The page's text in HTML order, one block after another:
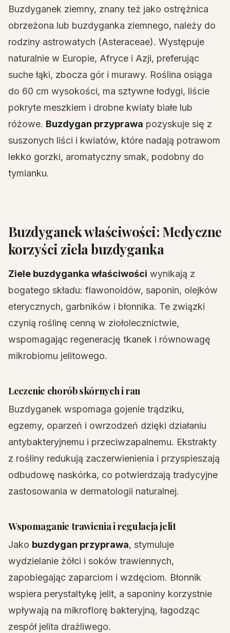
Buzdyganek ziemny, znany też jako ostrężnica
obrzeżona lub buzdyganka ziemnego, należy do
rodziny astrowatych (Asteraceae). Występuje
naturalnie w Europie, Afryce i Azji, preferując
suche łąki, zbocza gór i murawy. Roślina osiąga
do 60 cm wysokości, ma sztywne łodygi, liście
pokryte meszkiem i drobne kwiaty białe lub
różowe. Buzdygan przyprawa pozyskuje się z
suszonych liści i kwiatów, które nadają potrawom
lekko gorzki, aromatyczny smak, podobny do
tymianku.
Buzdyganek właściwości: Medyczne
korzyści ziela buzdyganka
Ziele buzdyganka właściwości wynikają z
bogatego składu: flawonoidów, saponin, olejków
eterycznych, garbników i błonnika. Te związki
czynią roślinę cenną w ziołolecznictwie,
wspomagając regenerację tkanek i równowagę
mikrobiomu jelitowego.
Leczenie chorób skórnych i ran
Buzdyganek wspomaga gojenie trądziku,
egzemy, oparzeń i owrzodzeń dzięki działaniu
antybakteryjnemu i przeciwzapalnemu. Ekstrakty
z rośliny redukują zaczerwienienia i przyspieszają
odbudowę naskórka, co potwierdzają tradycyjne
zastosowania w dermatologii naturalnej.
Wspomaganie trawienia i regulacja jelit
Jako buzdygan przyprawa, stymuluje
wydzielanie żółci i soków trawiennych,
zapobiegając zaparciom i wzdęciom. Błonnik
wspiera perystaltykę jelit, a saponiny korzystnie
wpływają na mikroflorę bakteryjną, łagodząc
zespół jelita drażliwego.